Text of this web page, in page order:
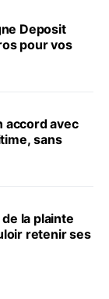
Deposit
pour vos
accord avec
sans
la plainte
retenir ses